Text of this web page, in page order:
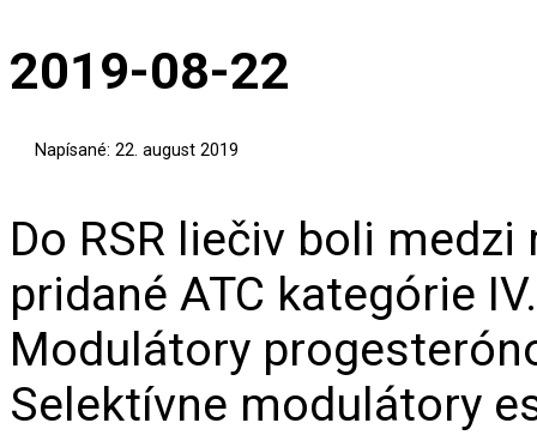
2019-08-22
Napísané: 22. august 2019
Do RSR liečiv boli
pridané ATC kategórie
Modulátory
Selektívne modulátory